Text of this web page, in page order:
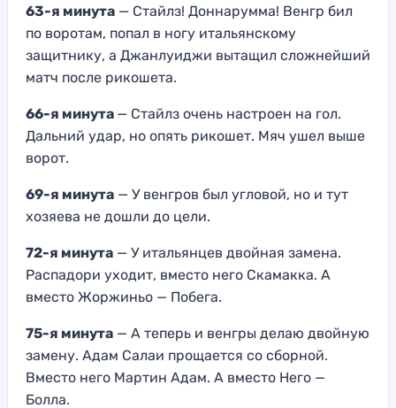
63-я минута — Стайлз! Доннарумма! Венгр бил
по воротам, попал в ногу итальянскому
защитнику, а Джанлуиджи вытащил сложнейший
матч после рикошета.
66-я минута — Стайлз очень настроен на гол.
Дальний удар, но опять рикошет. Мяч ушел выше
ворот.
69-я минута — У венгров был угловой, но и тут
хозяева не дошли до цели.
72-я минута — У итальянцев двойная замена.
Распадори уходит, вместо него Скамакка. А
вместо Жоржиньо — Побега.
75-я минута — А теперь и венгры делаю двойную
замену. Адам Салаи прощается со сборной.
Вместо него Мартин Адам. А вместо Него —
Болла.